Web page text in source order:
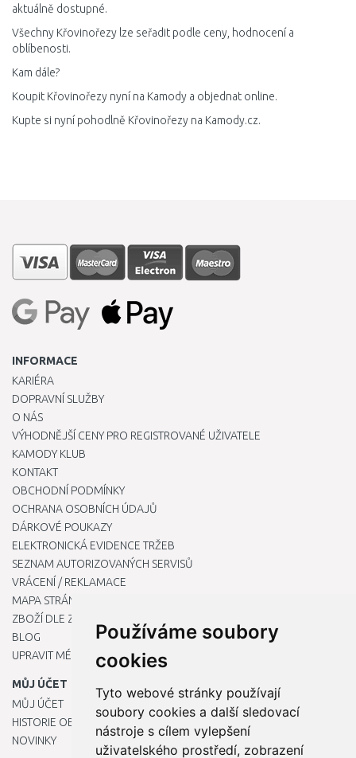
Používáme soubory
cookies
Tyto webové stránky používají
soubory cookies a další sledovací
nástroje s cílem vylepšení
uživatelského prostředí, zobrazení
aktuálně dostupné.
Všechny Křovinořezy lze seřadit podle ceny, hodnocení a
oblíbenosti.
Kam dále?
Koupit Křovinořezy nyní na Kamody a objednat online.
Kupte si nyní pohodlně Křovinořezy na Kamody.cz.
INFORMACE
KARIÉRA
DOPRAVNÍ SLUŽBY
O NÁS
VÝHODNĚJŠÍ CENY PRO REGISTROVANÉ UŽIVATELE
KAMODY KLUB
KONTAKT
OBCHODNÍ PODMÍNKY
OCHRANA OSOBNÍCH ÚDAJŮ
DÁRKOVÉ POUKAZY
ELEKTRONICKÁ EVIDENCE TRŽEB
SEZNAM AUTORIZOVANÝCH SERVISŮ
VRÁCENÍ / REKLAMACE
MAPA STRÁNKY
ZBOŽÍ DLE ZNAČEK
BLOG
UPRAVIT MÉ PŘEDVOLBY COOKIES
MŮJ ÚČET
MŮJ ÚČET
HISTORIE OBJEDNÁVEK
NOVINKY